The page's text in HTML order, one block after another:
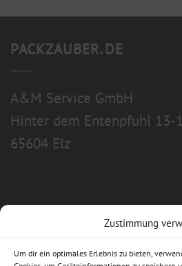
Zustimmung
Um dir ein optimales Erlebnis zu bieten,
PACKZAUBER.DE
A&M Service GmbH
Hinter dem Entenpfuhl 13-
65604 Elz
Allgemeine